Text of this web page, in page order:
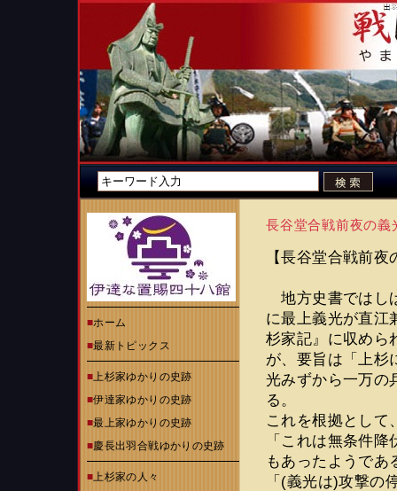
■ホーム
■最新トピックス
■上杉家ゆかりの史跡
■伊達家ゆかりの史跡
■最上家ゆかりの史跡
■慶長出羽合戦ゆかりの史跡
■上杉家の人々
長谷堂合戦前夜の義
【長谷堂合戦前
地方史書ではし
に最上義光が直江
杉家記』に収めら
が、要旨は「上杉
光みずから一万の
る。
これを根拠として
「これは無条件
もあったようであ
「(義光は)攻撃